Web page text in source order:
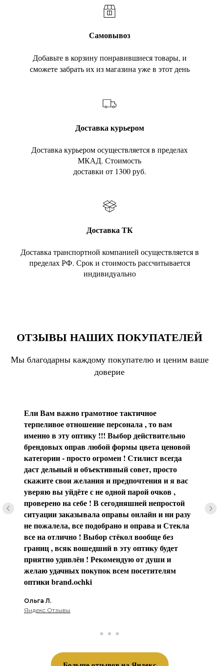
Самовывоз
Добавьте в корзину понравившиеся товары, и
сможете забрать их из магазина уже в этот день
Доставка курьером
Доставка курьером осуществляется в пределах
МКАД. Стоимость
доставки от 1300 руб.
Доставка ТК
Доставка транспортной компанией осуществляется в
пределах РФ. Срок и стоимость рассчитывается
индивидуально
ОТЗЫВЫ НАШИХ ПОКУПАТЕЛЕЙ
Мы благодарны каждому покупателю и ценим ваше
доверие
Ели Вам важно грамотное тактичное
терпеливое отношение персонала , то вам
именно в эту оптику !!! Выбор действительно
брендовых оправ любой формы цвета ценовой
категории - просто огромен ! Стилист всегда
даст дельный и объективный совет, просто
скажите свои желания и предпочтения и я вас
уверяю вы уйдёте с не одной парой очков ,
проверено на себе ! В сегодняшней непростой
ситуации заказывала оправы онлайн и ни разу
не пожалела, все подобрано и оправа и Стекла
все на отлично ! Выбор стёкол вообще без
границ , всяк вошедший в эту оптику будет
приятно удивлён ! Рекомендую от души и
желаю удачных покупок всем посетителям
оптики brаnd.ochki
Ольга Л.
Яндекс Отзывы